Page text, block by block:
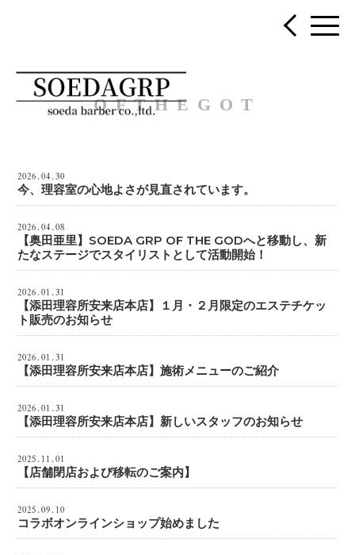
OFTHEGOT
2026.04.30
今、理容室の心地よさが見直されています。
2026.04.08
【奥田亜里】SOEDA GRP OF THE GODへと移動し、新
たなステージでスタイリストとして活動開始！
2026.01.31
【添田理容所安来店本店】１月・２月限定のエステチケッ
ト販売のお知らせ
2026.01.31
【添田理容所安来店本店】施術メニューのご紹介
2026.01.31
【添田理容所安来店本店】新しいスタッフのお知らせ
2025.11.01
【店舗閉店および移転のご案内】
2025.09.10
コラボオンラインショップ始めました